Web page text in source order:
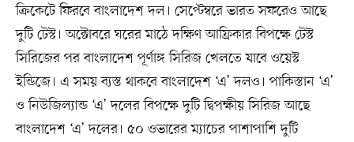
ক্রিকেটে ফিরবে বাংলাদেশ দল। সেপ্টেম্বরে ভারত সফরেও আছে
দুটি টেস্ট। অক্টোবরে ঘরের মাঠে দক্ষিণ আফ্রিকার বিপক্ষে টেস্ট
সিরিজের পর বাংলাদেশ পূর্ণাঙ্গ সিরিজ খেলতে যাবে ওয়েস্ট
ইন্ডিজে। এ সময় ব্যস্ত থাকবে বাংলাদেশ ‘এ’ দলও। পাকিস্তান ‘এ’
ও নিউজিল্যান্ড ‘এ’ দলের বিপক্ষে দুটি দ্বিপক্ষীয় সিরিজ আছে
বাংলাদেশ ‘এ’ দলের। ৫০ ওভারের ম্যাচের পাশাপাশি দুটি